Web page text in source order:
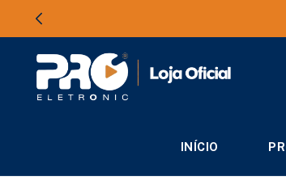
INÍCIO